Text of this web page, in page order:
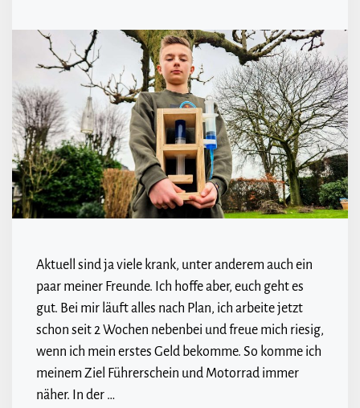
Aktuell sind ja viele krank, unter anderem auch ein
paar meiner Freunde. Ich hoffe aber, euch geht es
gut. Bei mir läuft alles nach Plan, ich arbeite jetzt
schon seit 2 Wochen nebenbei und freue mich riesig,
wenn ich mein erstes Geld bekomme. So komme ich
meinem Ziel Führerschein und Motorrad immer
näher. In der …